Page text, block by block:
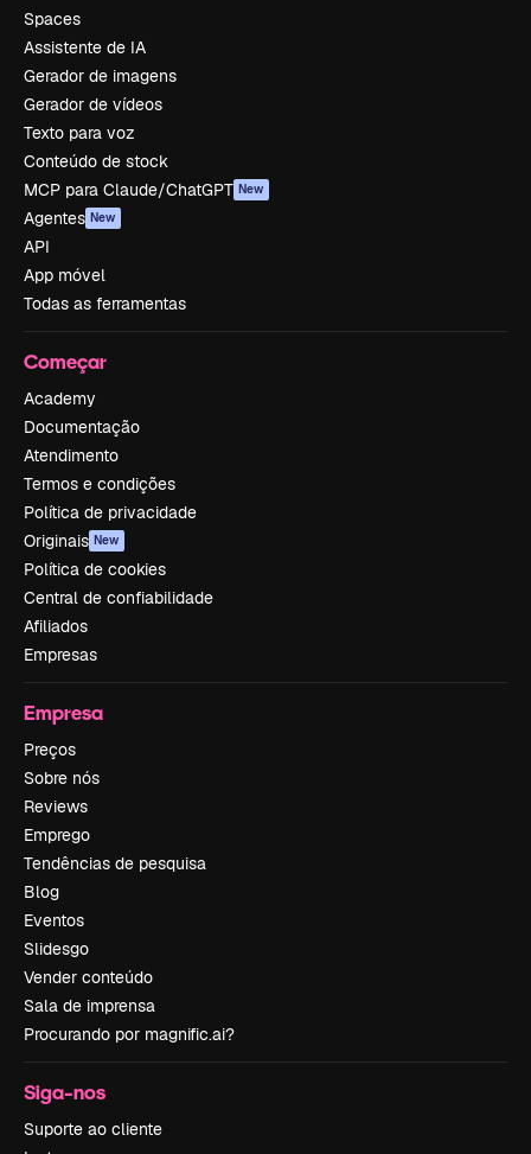
Spaces
Assistente de IA
Gerador de imagens
Gerador de vídeos
Texto para voz
Conteúdo de stock
MCP para Claude/ChatGPT New
Agentes New
API
App móvel
Todas as ferramentas
Começar
Academy
Documentação
Atendimento
Termos e condições
Política de privacidade
Originais New
Política de cookies
Central de confiabilidade
Afiliados
Empresas
Empresa
Preços
Sobre nós
Reviews
Emprego
Tendências de pesquisa
Blog
Eventos
Slidesgo
Vender conteúdo
Sala de imprensa
Procurando por magnific.ai?
Siga-nos
Suporte ao cliente